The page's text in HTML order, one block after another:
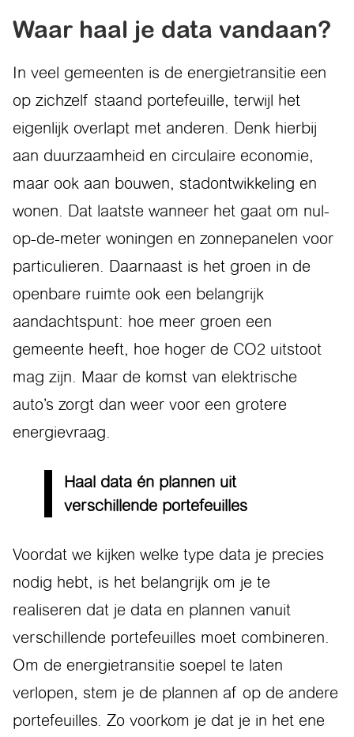
Waar haal je data vandaan?
In veel gemeenten is de energietransitie een
op zichzelf staand portefeuille, terwijl het
eigenlijk overlapt met anderen. Denk hierbij
aan duurzaamheid en circulaire economie,
maar ook aan bouwen, stadontwikkeling en
wonen. Dat laatste wanneer het gaat om nul-
op-de-meter woningen en zonnepanelen voor
particulieren. Daarnaast is het groen in de
openbare ruimte ook een belangrijk
aandachtspunt: hoe meer groen een
gemeente heeft, hoe hoger de CO2 uitstoot
mag zijn. Maar de komst van elektrische
auto’s zorgt dan weer voor een grotere
energievraag.
Haal data én plannen uit
verschillende portefeuilles
Voordat we kijken welke type data je precies
nodig hebt, is het belangrijk om je te
realiseren dat je data en plannen vanuit
verschillende portefeuilles moet combineren.
Om de energietransitie soepel te laten
verlopen, stem je de plannen af op de andere
portefeuilles. Zo voorkom je dat je in het ene